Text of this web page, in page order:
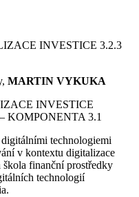
INVESTICE 3.2.3
MARTIN VYKUKA
INVESTICE
KOMPONENTA 3.1
technologiemi
v kontextu digitalizace
finanční prostředky
technologií